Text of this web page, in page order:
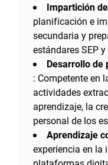
Impartición
planificación e
secundaria y
estándares SEP
Desarrollo de
: Competente en
actividades
aprendizaje, la
personal de los
Aprendizaje
experiencia en la